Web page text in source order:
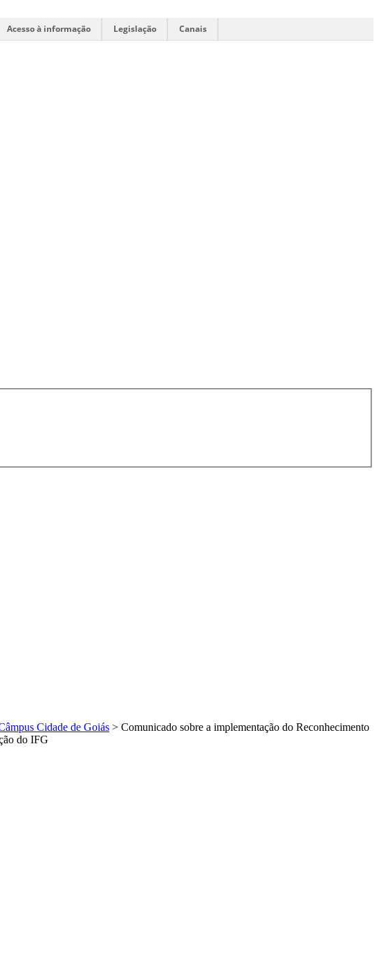
Acesso à informação Legislação Canais
Cidade de Goiás > Comunicado sobre a implementação do Reconhecimento
do IFG